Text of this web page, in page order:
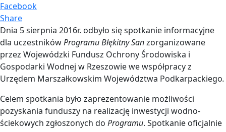
Facebook
Share
Dnia 5 sierpnia 2016r. odbyło się spotkanie informacyjne
dla uczestnikówProgramu Błękitny Sanzorganizowane
przez Wojewódzki Fundusz Ochrony Środowiska i
Gospodarki Wodnej w Rzeszowie we współpracy z
Urzędem Marszałkowskim Województwa Podkarpackiego.
Celem spotkania było zaprezentowanie możliwości
pozyskania funduszy na realizację inwestycji wodno-
ściekowych zgłoszonych do Programu. Spotkanie oficjalnie